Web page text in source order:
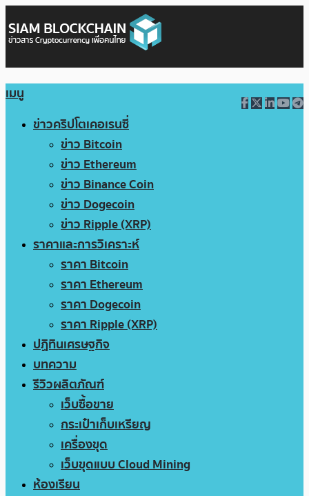
เมนู
ข่าวคริปโตเคอเรนซี่
ข่าว Bitcoin
ข่าว Ethereum
ข่าว Binance Coin
ข่าว Dogecoin
ข่าว Ripple (XRP)
ราคาและการวิเคราะห์
ราคา Bitcoin
ราคา Ethereum
ราคา Dogecoin
ราคา Ripple (XRP)
ปฏิทินเศรษฐกิจ
บทความ
รีวิวผลิตภัณฑ์
เว็บซื้อขาย
กระเป๋าเก็บเหรียญ
เครื่องขุด
เว็บขุดแบบ Cloud Mining
ห้องเรียน